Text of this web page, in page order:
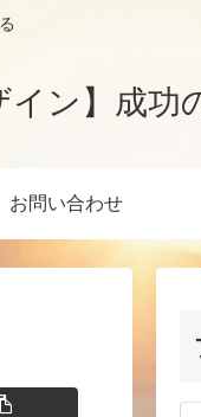
ン】成功
お問い合わせ